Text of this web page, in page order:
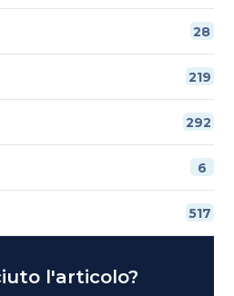
28
219
292
6
517
l'articolo?